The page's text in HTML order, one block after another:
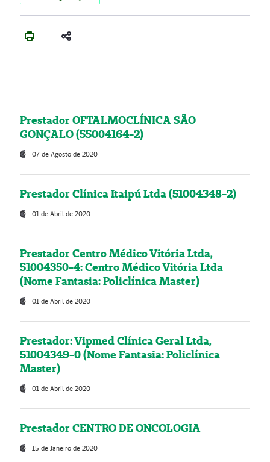
Prestador OFTALMOCLÍNICA SÃO
GONÇALO (55004164-2)
07 de Agosto de 2020
Prestador Clínica Itaipú Ltda (51004348-2)
01 de Abril de 2020
Prestador Centro Médico Vitória Ltda,
51004350-4: Centro Médico Vitória Ltda
(Nome Fantasia: Policlínica Master)
01 de Abril de 2020
Prestador: Vipmed Clínica Geral Ltda,
51004349-0 (Nome Fantasia: Policlínica
Master)
01 de Abril de 2020
Prestador CENTRO DE ONCOLOGIA
15 de Janeiro de 2020